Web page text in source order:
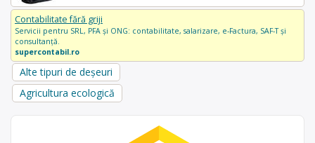
Contabilitate fără griji
Servicii pentru SRL, PFA și ONG: contabilitate, salarizare, e-Factura, SAF-T și
consultanță.
supercontabil.ro
Alte tipuri de deșeuri
Agricultura ecologică